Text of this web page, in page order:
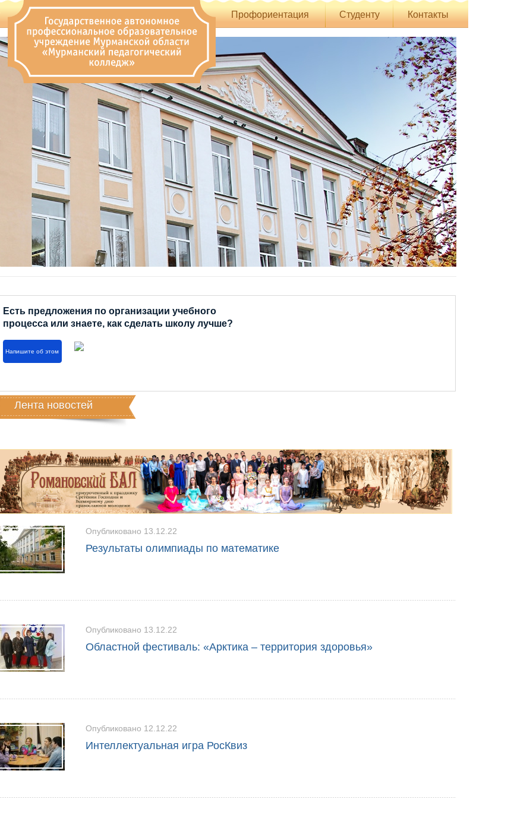
Профориентация Студенту Контакты
Есть предложения по организации учебного
процесса или знаете, как сделать школу лучше?
Напишите об этом
Лента новостей
Опубликовано 13.12.22
Результаты олимпиады по математике
Опубликовано 13.12.22
Областной фестиваль: «Арктика – территория здоровья»
Опубликовано 12.12.22
Интеллектуальная игра РосКвиз